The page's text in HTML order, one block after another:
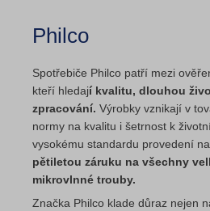
Philco
Spotřebiče Philco patří mezi
kteří hledají kvalitu, dlouhou
zpracování. Výrobky vznikají v
normy na kvalitu i šetrnost k
vysokému standardu provedení
pětiletou záruku na všechny
mikrovlnné trouby.
Značka Philco klade důraz nejen